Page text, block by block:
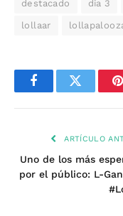
destacado dia 3
lollaar
FacebookTwitter
ARTÍCULO
Uno de los más
por el público: L-